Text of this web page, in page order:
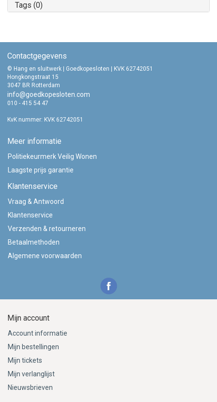
Tags (0)
Contactgegevens
© Hang en sluitwerk | Goedkopesloten | KVK 62742051
Hongkongstraat 15
3047 BR Rotterdam
info@goedkopesloten.com
010 - 415 54 47
KvK nummer: KVK 62742051
Meer informatie
Politiekeurmerk Veilig Wonen
Laagste prijs garantie
Klantenservice
Vraag & Antwoord
Klantenservice
Verzenden & retourneren
Betaalmethoden
Algemene voorwaarden
Mijn account
Account informatie
Mijn bestellingen
Mijn tickets
Mijn verlanglijst
Nieuwsbrieven